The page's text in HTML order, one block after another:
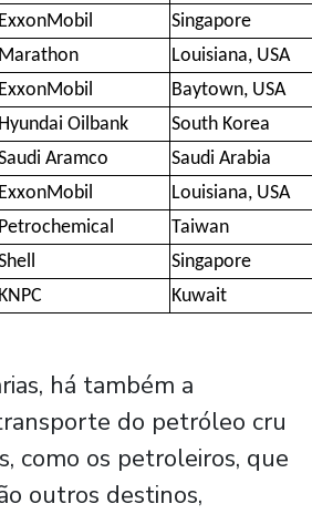
ExxonMobil
Singapore
Marathon
Louisiana, USA
ExxonMobil
Baytown, USA
Hyundai Oilbank
South Korea
Aramco
Saudi Arabia
ExxonMobil
Louisiana, USA
Petrochemical
Taiwan
Singapore
KNPC Kuwait
há também a
do petróleo cru
como os petroleiros, que
outros destinos,